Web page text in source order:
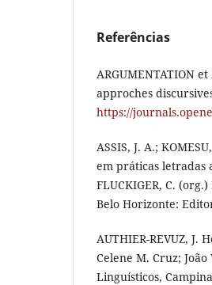
Referências
ARGUMENTATION
approches
https://
ASSIS, J. A.;
em práticas letradas
FLUCKIGER, C.
Belo Horizonte:
AUTHIER-REVUZ, J.
Celene M. Cruz;
Linguísticos,